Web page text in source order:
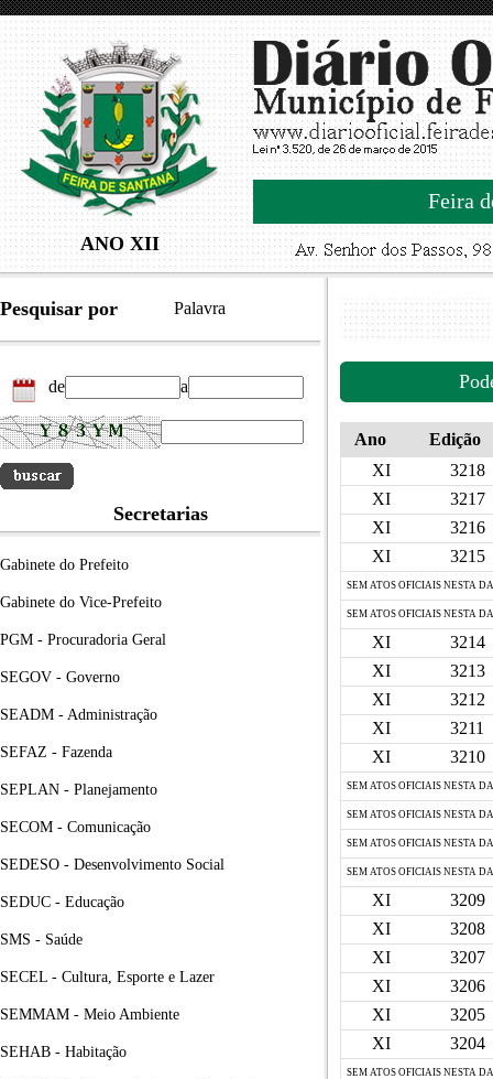
ANO XII
Feira
Pesquisar por Palavra
de a
Secretarias
Gabinete do Prefeito
Gabinete do Vice-Prefeito
PGM - Procuradoria Geral
SEGOV - Governo
SEADM - Administração
SEFAZ - Fazenda
SEPLAN - Planejamento
SECOM - Comunicação
SEDESO - Desenvolvimento Social
SEDUC - Educação
SMS - Saúde
SECEL - Cultura, Esporte e Lazer
SEMMAM - Meio Ambiente
SEHAB - Habitação
Ano
Edição
XI
3218
XI
3217
XI
3216
XI
3215
SEM ATOS OFICIAIS NESTA
SEM ATOS OFICIAIS NESTA
XI
3214
XI
3213
XI
3212
XI
3211
XI
3210
SEM ATOS OFICIAIS NESTA
SEM ATOS OFICIAIS NESTA
SEM ATOS OFICIAIS NESTA
SEM ATOS OFICIAIS NESTA
XI
3209
XI
3208
XI
3207
XI
3206
XI
3205
XI
3204
SEM ATOS OFICIAIS NESTA